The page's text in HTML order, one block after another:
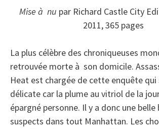
Mise à nu par Richard Castle City
2011, 365 pages
La plus célèbre des chroniqueuses
retrouvée morte à son domicile.
Heat est chargée de cette enquête qui
délicate car la plume au vitriol de la
épargné personne. Il y a donc une
suspects dans tout Manhattan. Les